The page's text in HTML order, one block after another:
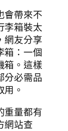
會帶來不
李箱裝太
網友分享
箱：一個
箱。這樣
分必需品
。
重量都有
網站查